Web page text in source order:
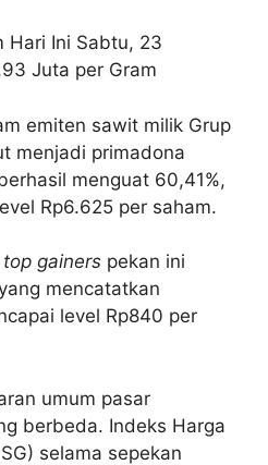
Hari Ini Sabtu, 23
Juta per Gram
emiten sawit milik Grup
menjadi primadona
menguat 60,41%,
Rp6.625 per saham.
top gainers pekan ini
mencatatkan
level Rp840 per
umum pasar
berbeda. Indeks Harga
selama sepekan